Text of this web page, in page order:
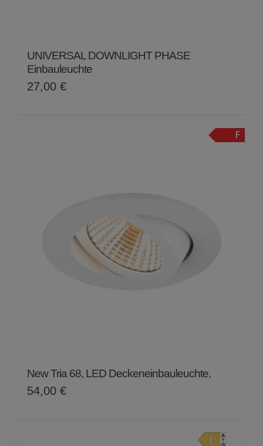
UNIVERSAL DOWNLIGHT PHASE
Einbauleuchte
27,00 €
F
New Tria 68, LED Deckeneinbauleuchte,
54,00 €